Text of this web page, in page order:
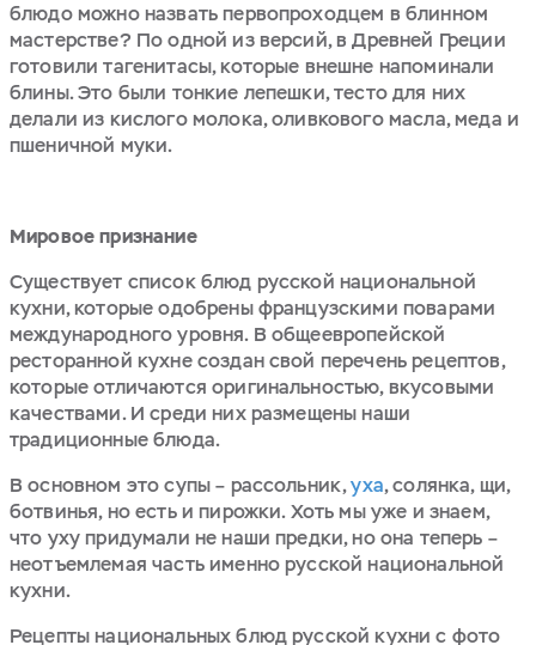
блюдо можно назвать первопроходцем в блинном
мастерстве? По одной из версий, в Древней Греции
готовили тагенитасы, которые внешне напоминали
блины. Это были тонкие лепешки, тесто для них
делали из кислого молока, оливкового масла, меда и
пшеничной муки.
Мировое признание
Существует список блюд русской национальной
кухни, которые одобрены французскими поварами
международного уровня. В общеевропейской
ресторанной кухне создан свой перечень рецептов,
которые отличаются оригинальностью, вкусовыми
качествами. И среди них размещены наши
традиционные блюда.
В основном это супы – рассольник,уха, солянка, щи,
ботвинья, но есть и пирожки. Хоть мы уже и знаем,
что уху придумали не наши предки, но она теперь –
неотъемлемая часть именно русской национальной
кухни.
Рецепты национальных блюд русской кухни с фото